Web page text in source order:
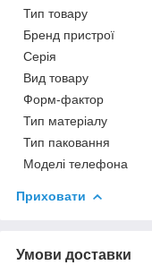
Тип товару
Бренд пристрої
Серія
Вид товару
Форм-фактор
Тип матеріалу
Тип паковання
Моделі телефона
Приховати
Умови доставки